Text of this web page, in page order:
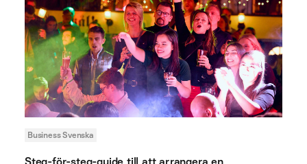
Business Svenska